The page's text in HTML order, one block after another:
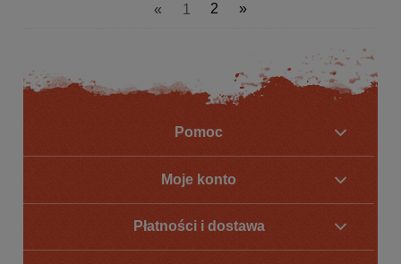
« 1 2 »
Pomoc
Moje konto
Płatności i dostawa